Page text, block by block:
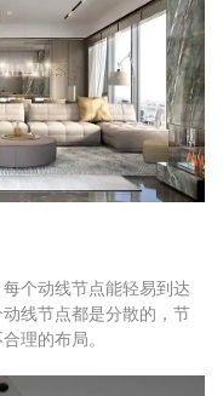
每个动线节点能轻易到达
线节点都是分散的，节
理的布局。